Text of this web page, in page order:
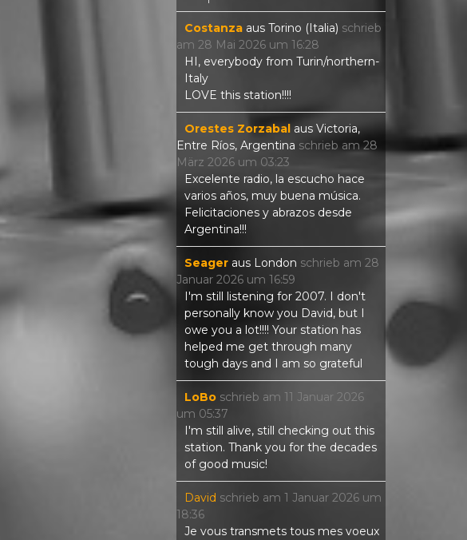
Costanza aus Torino (Italia) schrieb
am 28 Mai 2026 um 16:28
HI, everybody from Turin/northern-
Italy
LOVE this station!!!!
Orestes Zorzabal aus Victoria,
Entre Ríos, Argentina schrieb am 28
März 2026 um 03:23
Excelente radio, la escucho hace
varios años, muy buena música.
Felicitaciones y abrazos desde
Argentina!!!
Seager aus London schrieb am 28
Januar 2026 um 16:59
I'm still listening for 2007. I don't
personally know you David, but I
owe you a lot!!!! Your station has
helped me get through many
tough days and I am so grateful
LoBo schrieb am 11 Januar 2026
um 05:37
I'm still alive, still checking out this
station. Thank you for the decades
of good music!
David schrieb am 1 Januar 2026 um
18:36
Je vous transmets tous mes voeux